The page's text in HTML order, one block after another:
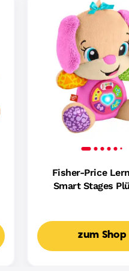
Fisher-Price
Smart Stages
Mehrsprachige
zum Shop